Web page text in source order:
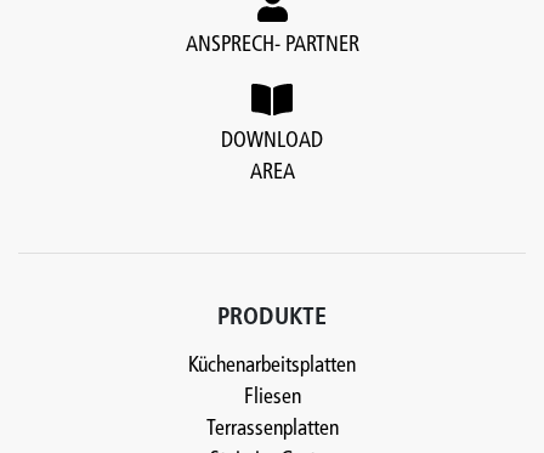
ANSPRECH- PARTNER
DOWNLOAD
AREA
PRODUKTE
Küchenarbeitsplatten
Fliesen
Terrassenplatten